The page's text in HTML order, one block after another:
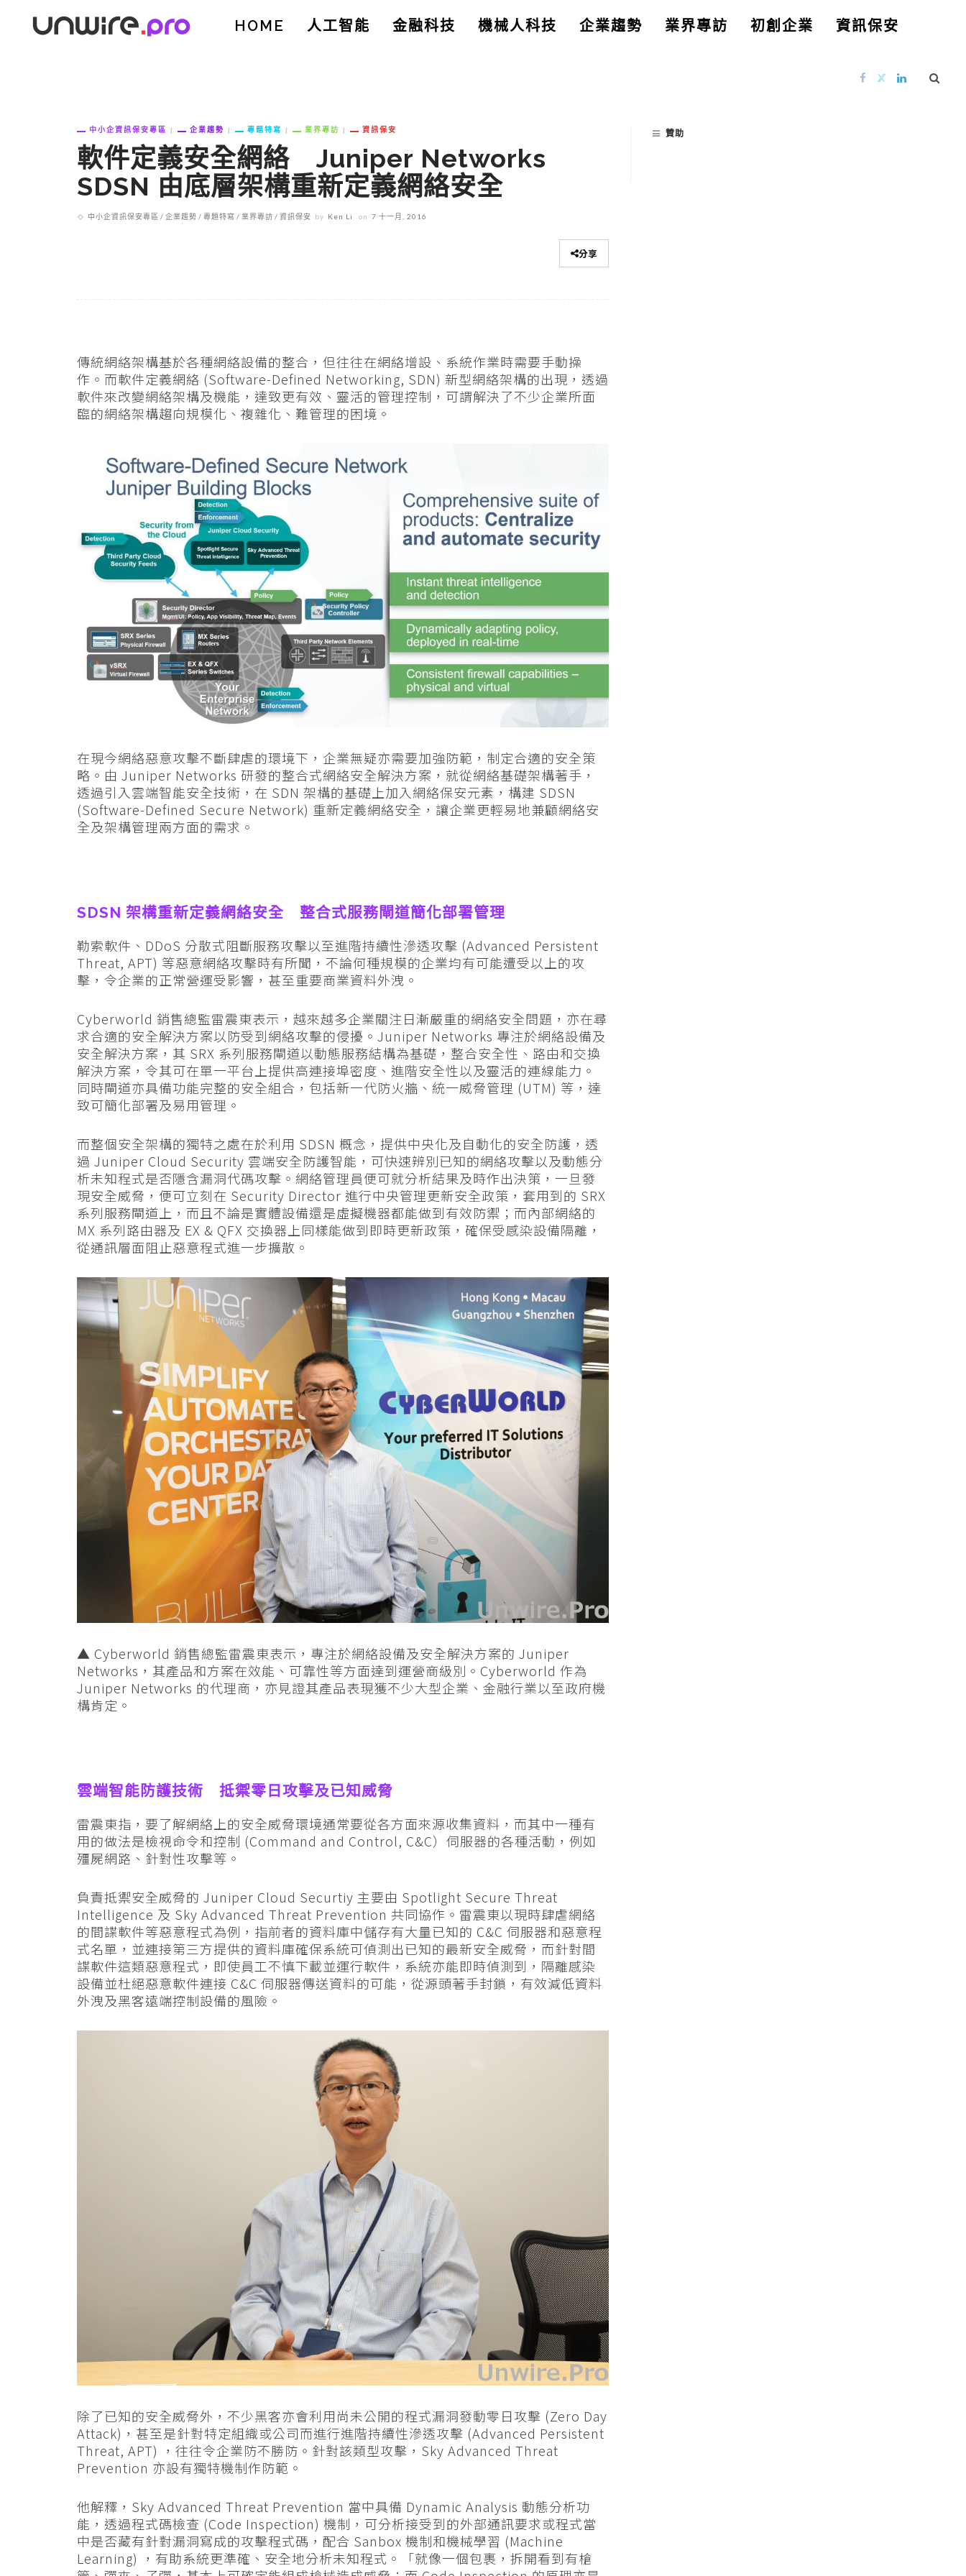
HOME 人工智能 金融科技 機械人科技 企業趨勢 業界專訪 初創企業 資訊保安
中小企資訊保安專區 企業趨勢 專題特寫 業界專訪 資訊保安
軟件定義安全網絡 Juniper Networks
SDSN 由底層架構重新定義網絡安全
中小企資訊保安專區 企業趨勢 專題特寫 業界專訪 資訊保安 by Ken Li on 7 十一月, 2016
分享
傳統網絡架構基於各種網絡設備的整合，但往往在網絡增設、系統作業時需要手動操
作。而軟件定義網絡 (Software-Defined Networking, SDN) 新型網絡架構的出現，透過
軟件來改變網絡架構及機能，達致更有效、靈活的管理控制，可謂解決了不少企業所面
臨的網絡架構趨向規模化、複雜化、難管理的困境。
在現今網絡惡意攻擊不斷肆虐的環境下，企業無疑亦需要加強防範，制定合適的安全策
略。由 Juniper Networks 研發的整合式網絡安全解決方案，就從網絡基礎架構著手，
透過引入雲端智能安全技術，在 SDN 架構的基礎上加入網絡保安元素，構建 SDSN
(Software-Defined Secure Network) 重新定義網絡安全，讓企業更輕易地兼顧網絡安
全及架構管理兩方面的需求。
SDSN 架構重新定義網絡安全 整合式服務閘道簡化部署管理
勒索軟件、DDoS 分散式阻斷服務攻擊以至進階持續性滲透攻擊 (Advanced Persistent
Threat, APT) 等惡意網絡攻擊時有所聞，不論何種規模的企業均有可能遭受以上的攻
擊，令企業的正常營運受影響，甚至重要商業資料外洩。
Cyberworld 銷售總監雷震東表示，越來越多企業關注日漸嚴重的網絡安全問題，亦在尋
求合適的安全解決方案以防受到網絡攻擊的侵擾。Juniper Networks 專注於網絡設備及
安全解決方案，其 SRX 系列服務閘道以動態服務結構為基礎，整合安全性、路由和交換
解決方案，令其可在單一平台上提供高連接埠密度、進階安全性以及靈活的連線能力。
同時閘道亦具備功能完整的安全組合，包括新一代防火牆、統一威脅管理 (UTM) 等，達
致可簡化部署及易用管理。
而整個安全架構的獨特之處在於利用 SDSN 概念，提供中央化及自動化的安全防護，透
過 Juniper Cloud Security 雲端安全防護智能，可快速辨別已知的網絡攻擊以及動態分
析未知程式是否隱含漏洞代碼攻擊。網絡管理員便可就分析結果及時作出決策，一旦發
現安全威脅，便可立刻在 Security Director 進行中央管理更新安全政策，套用到的 SRX
系列服務閘道上，而且不論是實體設備還是虛擬機器都能做到有效防禦；而內部網絡的
MX 系列路由器及 EX & QFX 交換器上同樣能做到即時更新政策，確保受感染設備隔離，
從通訊層面阻止惡意程式進一步擴散。
▲ Cyberworld 銷售總監雷震東表示，專注於網絡設備及安全解決方案的 Juniper
Networks，其產品和方案在效能、可靠性等方面達到運營商級別。Cyberworld 作為
Juniper Networks 的代理商，亦見證其產品表現獲不少大型企業、金融行業以至政府機
構肯定。
雲端智能防護技術 抵禦零日攻擊及已知威脅
雷震東指，要了解網絡上的安全威脅環境通常要從各方面來源收集資料，而其中一種有
用的做法是檢視命令和控制 (Command and Control, C&C）伺服器的各種活動，例如
殭屍網路、針對性攻擊等。
負責抵禦安全威脅的 Juniper Cloud Securtiy 主要由 Spotlight Secure Threat
Intelligence 及 Sky Advanced Threat Prevention 共同協作。雷震東以現時肆虐網絡
的間諜軟件等惡意程式為例，指前者的資料庫中儲存有大量已知的 C&C 伺服器和惡意程
式名單，並連接第三方提供的資料庫確保系統可偵測出已知的最新安全威脅，而針對間
諜軟件這類惡意程式，即使員工不慎下載並運行軟件，系統亦能即時偵測到，隔離感染
設備並杜絕惡意軟件連接 C&C 伺服器傳送資料的可能，從源頭著手封鎖，有效減低資料
外洩及黑客遠端控制設備的風險。
除了已知的安全威脅外，不少黑客亦會利用尚未公開的程式漏洞發動零日攻擊 (Zero Day
Attack)，甚至是針對特定組織或公司而進行進階持續性滲透攻擊 (Advanced Persistent
Threat, APT) ，往往令企業防不勝防。針對該類型攻擊，Sky Advanced Threat
Prevention 亦設有獨特機制作防範。
他解釋，Sky Advanced Threat Prevention 當中具備 Dynamic Analysis 動態分析功
能，透過程式碼檢查 (Code Inspection) 機制，可分析接受到的外部通訊要求或程式當
中是否藏有針對漏洞寫成的攻擊程式碼，配合 Sanbox 機制和機械學習 (Machine
Learning) ，有助系統更準確、安全地分析未知程式。「就像一個包裹，拆開看到有槍
贊助